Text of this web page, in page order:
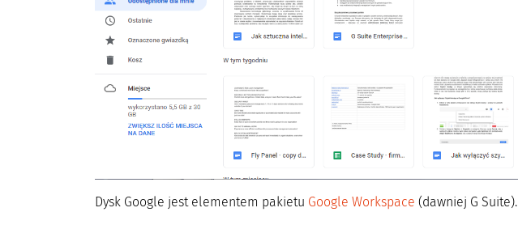
Dysk Google jest elementem pakietu Google Workspace (dawniej G Suite).